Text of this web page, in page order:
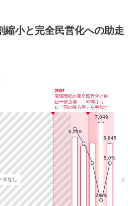
縮小と完全民営化への助走